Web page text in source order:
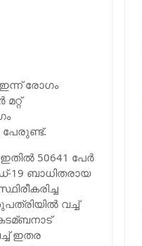
രോഗം
50641 പേര്‍
19 ബാധിതരായ
വച്ച്‌
ഇതര